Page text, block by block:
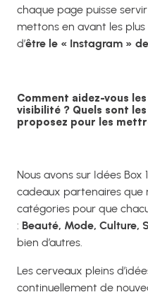
chaque page puisse
mettons en avant les
d’être le « Instagram »
Comment aidez-vous
visibilité ? Quels sont
proposez pour les
Nous avons sur Idées
cadeaux partenaires que
catégories pour que
: Beauté, Mode, Culture,
bien d’autres.
Les cerveaux pleins
continuellement de